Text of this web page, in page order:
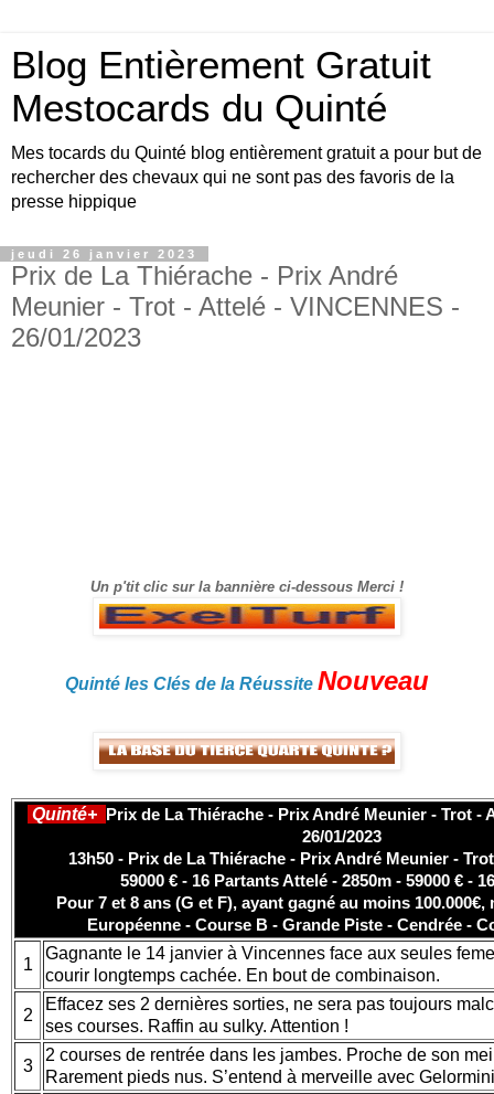
Blog Entièrement Gratuit
Mestocards du Quinté
Mes tocards du Quinté blog entièrement gratuit a pour but de
rechercher des chevaux qui ne sont pas des favoris de la
presse hippique
jeudi 26 janvier 2023
Prix de La Thiérache - Prix André
Meunier - Trot - Attelé - VINCENNES -
26/01/2023
Un p'tit clic sur la bannière ci-dessous Merci !
Quinté les Clés de la Réussite Nouveau
Quinté+ Prix de La Thiérache - Prix André Meunier - Trot -
26/01/2023
13h50 - Prix de La Thiérache - Prix André Meunier -
59000 € - 16 Partants Attelé - 2850m - 59000 € -
Pour 7 et 8 ans (G et F), ayant gagné au moins 100.000€,
Européenne - Course B - Grande Piste - Cendrée -
1
Gagnante le 14 janvier à Vincennes face aux seules
courir longtemps cachée. En bout de combinaison.
2
Effacez ses 2 dernières sorties, ne sera pas toujours
ses courses. Raffin au sulky. Attention !
3
2 courses de rentrée dans les jambes. Proche de son
Rarement pieds nus. S’entend à merveille avec